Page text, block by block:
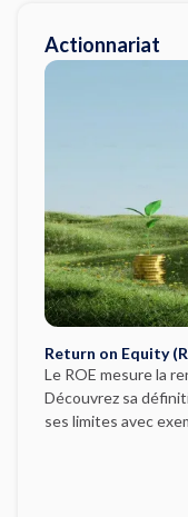
Actionnariat
Return on Equity
Le ROE mesure la
Découvrez sa
ses limites avec